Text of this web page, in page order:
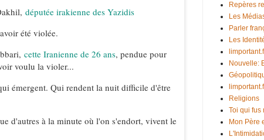
députée irakienne des Yazidis
été violée.
cette Iranienne de 26 ans, pendue pour
voulu la violer...
émergent. Qui rendent la nuit difficile d'être
d'autres à la minute où l'on s'endort, vivent le
Repères
Les
Parler
Les
Nouvelle:
Religions
Toi qui fus
Mon Père